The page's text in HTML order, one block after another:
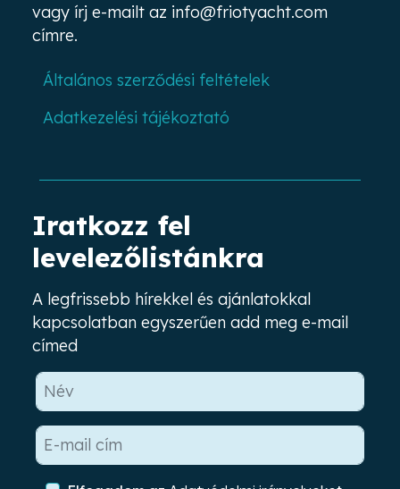
vagy írj e-mailt az info@friotyacht.com
címre.
Általános szerződési feltételek
Adatkezelési tájékoztató
Iratkozz fel
levelezőlistánkra
A legfrissebb hírekkel és ajánlatokkal
kapcsolatban egyszerűen add meg e-mail
címed